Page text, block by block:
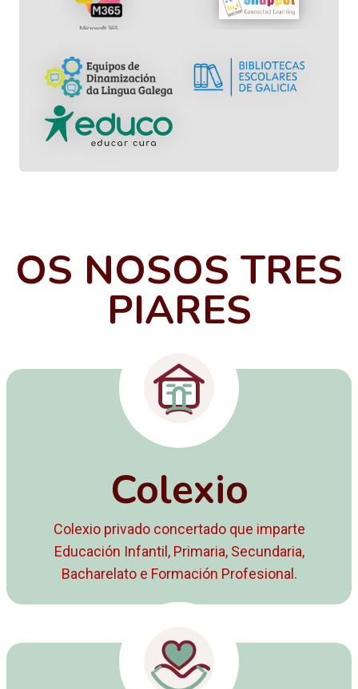
OS NOSOS TRES
PIARES
Colexio
Colexio privado concertado que imparte
Educación Infantil, Primaria, Secundaria,
Bacharelato e Formación Profesional.